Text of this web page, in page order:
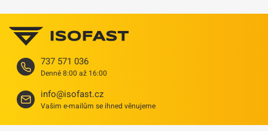
737 571 036
Denně 8:00 až 16:00
info@isofast.cz
Vašim e-mailům se ihned věnujeme